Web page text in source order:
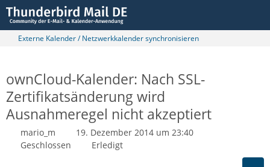
Externe Kalender / Netzwerkkalender synchronisieren
ownCloud-Kalender: Nach SSL-
Zertifikatsänderung wird
Ausnahmeregel nicht akzeptiert
mario_m
19. Dezember 2014 um 23:40
Geschlossen
Erledigt